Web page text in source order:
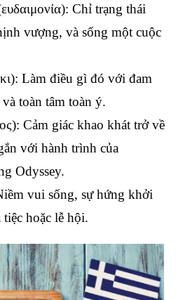
Chỉ trạng thái
vượng, và sống một cuộc
Làm điều gì đó với đam
toàn tâm toàn ý.
Cảm giác khao khát trở về
với hành trình của
Odyssey.
vui sống, sự hứng khởi
tiệc hoặc lễ hội.